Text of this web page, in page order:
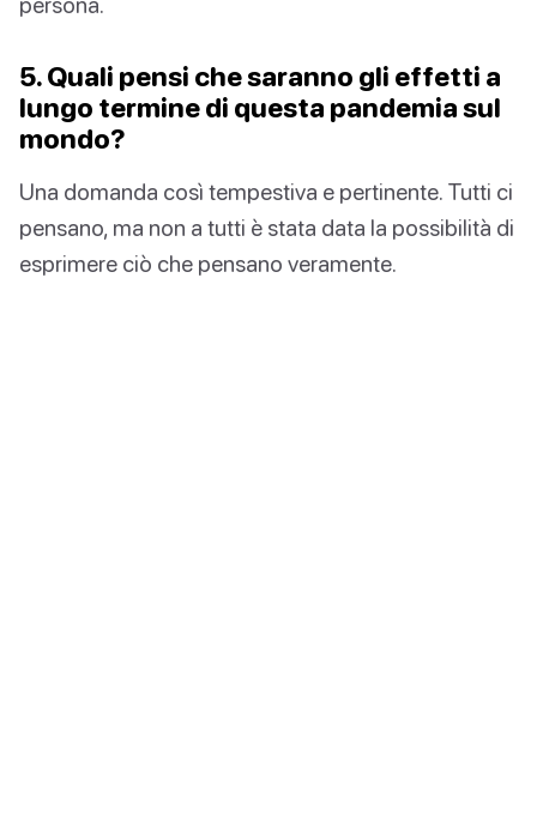
5. Quali pensi che saranno gli effetti a
lungo termine di questa pandemia sul
mondo?
Una domanda così tempestiva e pertinente. Tutti ci
pensano, ma non a tutti è stata data la possibilità di
esprimere ciò che pensano veramente.